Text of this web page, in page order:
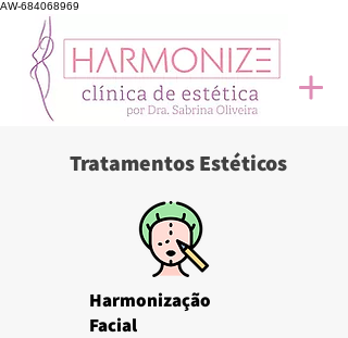
AW-684068969
Tratamentos Estéticos
Harmonização
Facial